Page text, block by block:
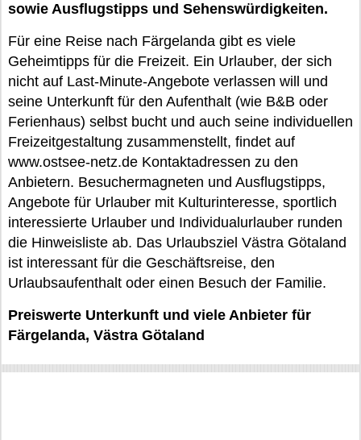
sowie Ausflugstipps und Sehenswürdigkeiten.
Für eine Reise nach Färgelanda gibt es viele
Geheimtipps für die Freizeit. Ein Urlauber, der sich
nicht auf Last-Minute-Angebote verlassen will und
seine Unterkunft für den Aufenthalt (wie B&B oder
Ferienhaus) selbst bucht und auch seine individuellen
Freizeitgestaltung zusammenstellt, findet auf
www.ostsee-netz.de Kontaktadressen zu den
Anbietern. Besuchermagneten und Ausflugstipps,
Angebote für Urlauber mit Kulturinteresse, sportlich
interessierte Urlauber und Individualurlauber runden
die Hinweisliste ab. Das Urlaubsziel Västra Götaland
ist interessant für die Geschäftsreise, den
Urlaubsaufenthalt oder einen Besuch der Familie.
Preiswerte Unterkunft und viele Anbieter für
Färgelanda, Västra Götaland